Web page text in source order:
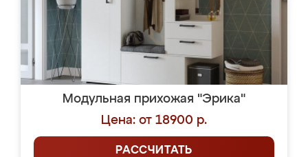
Модульная прихожая "Эрика"
Цена: от 18900 р.
РАССЧИТАТЬ